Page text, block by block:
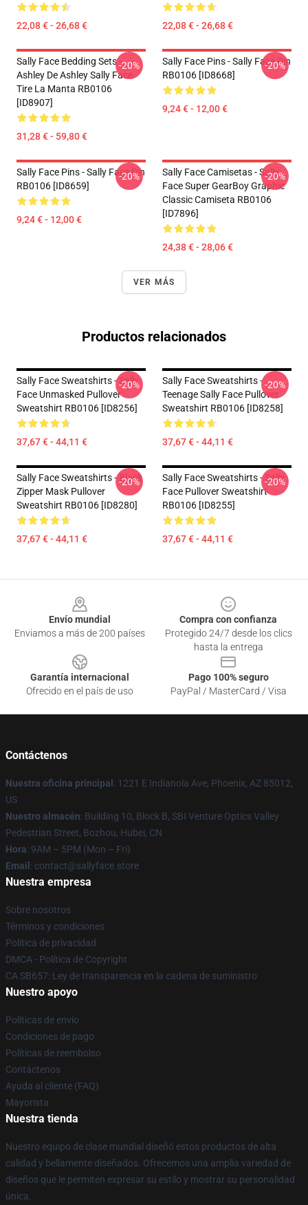
22,08 € - 26,68 € 22,08 € - 26,68 €
Sally Face Bedding Sets -
Ashley De Ashley Sally Face
Tire La Manta RB0106
[ID8907]
31,28 € - 59,80 €
-20%
Sally Face Pins - Sally Face Pin
RB0106 [ID8668]
9,24 € - 12,00 €
-20%
Sally Face Pins - Sally Face Pin
RB0106 [ID8659]
9,24 € - 12,00 €
-20%
Sally Face Camisetas - Sally
Face Super GearBoy Graphic
Classic Camiseta RB0106
[ID7896]
24,38 € - 28,06 €
-20%
VER MÁS
Productos relacionados
Sally Face Sweatshirts - Sally
Face Unmasked Pullover
Sweatshirt RB0106 [ID8256]
37,67 € - 44,11 €
-20%
Sally Face Sweatshirts -
Teenage Sally Face Pullover
Sweatshirt RB0106 [ID8258]
37,67 € - 44,11 €
-20%
Sally Face Sweatshirts - Black
Zipper Mask Pullover
Sweatshirt RB0106 [ID8280]
37,67 € - 44,11 €
-20%
Sally Face Sweatshirts - Sally
Face Pullover Sweatshirt
RB0106 [ID8255]
37,67 € - 44,11 €
-20%
Envío mundial
Enviamos a más de 200 países
Compra con confianza
Protegido 24/7 desde los clics
hasta la entrega
Garantía internacional
Ofrecido en el país de uso
Pago 100% seguro
PayPal / MasterCard / Visa
Contáctenos
Nuestra oficina principal : 1221 E Indianola Ave, Phoenix, AZ 85012,
US
Nuestro almacén: Building 10, Block B, SBI Venture Optics Valley
Pedestrian Street, Bozhou, Hubei, CN
Hora: 9AM – 5PM (Mon – Fri)
Email : contact@sallyface.store
Nuestra empresa
Sobre nosotros
Términos y condiciones
Política de privacidad
DMCA - Política de Copyright
CA SB657: Ley de transparencia en la cadena de suministro
Nuestro apoyo
Políticas de envío
Condiciones de pago
Políticas de reembolso
Contáctenos
Ayuda al cliente (FAQ)
Mayorista
Nuestra tienda
Nuestro equipo de clase mundial diseñó estos productos de alta
calidad y bellamente diseñados. Ofrecemos una amplia variedad de
diseños que le permiten expresar su estilo y mostrar su personalidad
única.